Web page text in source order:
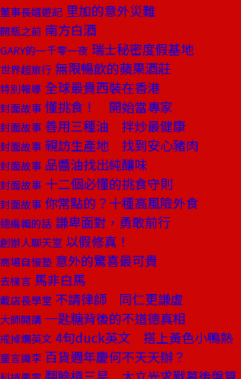
董事長嬉遊記 里加的意外災難
開瓶之前 南方白酒
GARY的一千零一夜 瑞士秘密度假基地
世界超旅行 無限暢飲的蘋果酒莊
特別報導 全球最貴西裝在香港
封面故事 懂挑食！ 開始當專家
封面故事 善用三種油 拌炒最健康
封面故事 親訪生產地 找到安心豬肉
封面故事 品醬油找出純釀味
封面故事 十二個必懂的挑食守則
封面故事 你常點的？十種高風險外食
總編輯的話 謙卑面對，勇敢前行
創辦人聊天室 以假修真！
商場自慢塾 意外的驚喜最可貴
去梯言 馬非白馬
戴店長學堂 不請律師 同仁更謙虛
大師開講 一匙糖背後的不道德真相
戒掉爛英文 4句duck英文 搭上黃色小鴨熱
童言識李 百貨週年慶何不天天辦？